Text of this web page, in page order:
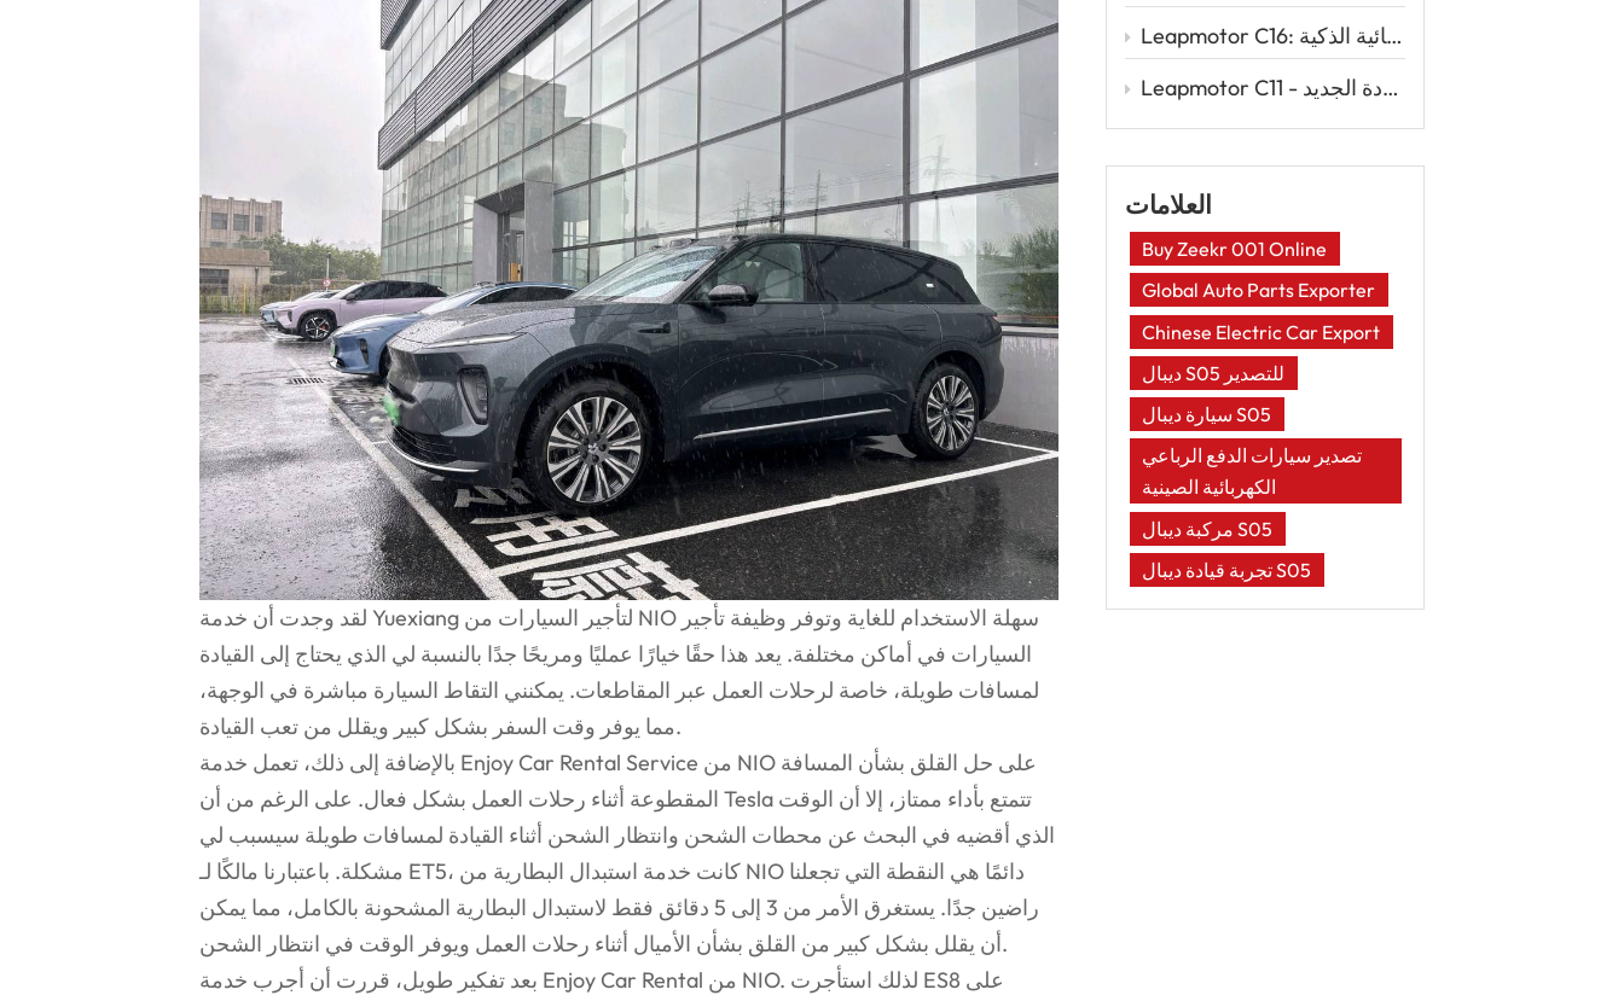
Leapmotor C16: إعادة تعريف السفر العائلي مع قوة السيارات الكهربائية الذكية
Leapmotor C11 - سيارة رياضية متعددة الاستخدامات كهربائية ذكية لعصر القيادة الجديد
العلامات
Buy Zeekr 001 Online
Global Auto Parts Exporter
Chinese Electric Car Export
ديبال S05 للتصدير
سيارة ديبال S05
تصدير سيارات الدفع الرباعي
الكهربائية الصينية
مركبة ديبال S05
تجربة قيادة ديبال S05
لقد وجدت أن خدمة Yuexiang لتأجير السيارات من NIO سهلة الاستخدام للغاية وتوفر وظيفة تأجير
السيارات في أماكن مختلفة. يعد هذا حقًا خيارًا عمليًا ومريحًا جدًا بالنسبة لي الذي يحتاج إلى القيادة
لمسافات طويلة، خاصة لرحلات العمل عبر المقاطعات. يمكنني التقاط السيارة مباشرة في الوجهة،
مما يوفر وقت السفر بشكل كبير ويقلل من تعب القيادة.
بالإضافة إلى ذلك، تعمل خدمة Enjoy Car Rental Service من NIO على حل القلق بشأن المسافة
المقطوعة أثناء رحلات العمل بشكل فعال. على الرغم من أن Tesla تتمتع بأداء ممتاز، إلا أن الوقت
الذي أقضيه في البحث عن محطات الشحن وانتظار الشحن أثناء القيادة لمسافات طويلة سيسبب لي
مشكلة. باعتبارنا مالكًا لـ ET5، كانت خدمة استبدال البطارية من NIO دائمًا هي النقطة التي تجعلنا
راضين جدًا. يستغرق الأمر من 3 إلى 5 دقائق فقط لاستبدال البطارية المشحونة بالكامل، مما يمكن
أن يقلل بشكل كبير من القلق بشأن الأميال أثناء رحلات العمل ويوفر الوقت في انتظار الشحن.
بعد تفكير طويل، قررت أن أجرب خدمة Enjoy Car Rental من NIO. لذلك استأجرت ES8 على